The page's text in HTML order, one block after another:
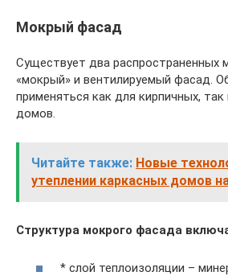
Мокрый фасад
Существует два распространенных
«мокрый» и вентилируемый фасад.
применяться как для кирпичных,
домов.
Читайте также: Новые
утеплении каркасных домов
Структура мокрого фасада
* слой теплоизоляции –